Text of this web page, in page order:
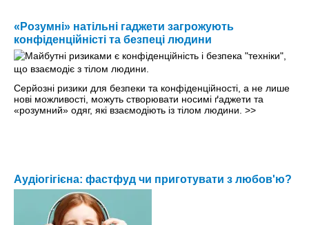
«Розумні» натільні гаджети загрожують
конфіденційністі та безпеці людини
Серйозні ризики для безпеки та конфіденційності, а не лише
нові можливості, можуть створювати носимі ґаджети та
«розумний» одяг, які взаємодіють із тілом людини. >>
Аудіогігієна: фастфуд чи приготувати з любов'ю?